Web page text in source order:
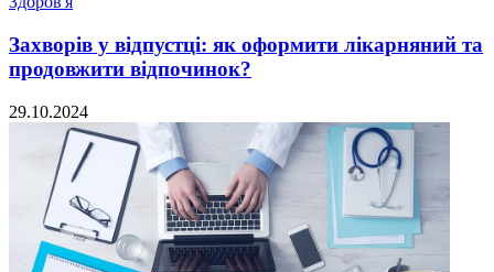
Захворів у відпустці: як оформити лікарняний та
продовжити відпочинок?
29.10.2024